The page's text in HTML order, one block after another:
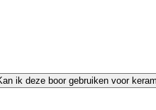
ik deze boor gebruiken voor